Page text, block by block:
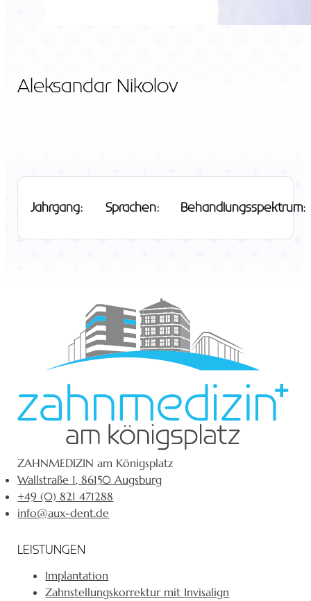
Aleksandar Nikolov
Jahrgang: Sprachen: Behandlungsspektrum:
ZAHNMEDIZIN am Königsplatz
Wallstraße 1, 86150 Augsburg
+49 (0) 821 471288
info@aux-dent.de
LEISTUNGEN
Implantation
Zahnstellungskorrektur mit Invisalign